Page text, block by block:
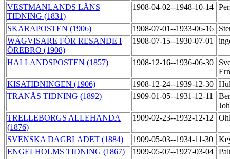
VESTMANLANDS LÄNS
TIDNING (1831)
1908-04-02--1948-10-14
SKARAPOSTEN (1906) 1908-07-01--1933-06-16
WÄGVISARE FÖR RESANDE I
ÖREBRO (1908)
1908-07-15--1930-07-01
HALLANDSPOSTEN (1857) 1908-12-16--1936-06-30
KISATIDNINGEN (1906)
1908-12-24--1939-12-30
TRANÅS TIDNING (1892)
1909-01-05--1931-12-11
TRELLEBORGS ALLEHANDA
(1876)
1909-02-23--1932-12-12
SVENSKA DAGBLADET (1884) 1909-05-03--1934-11-30
ENGELHOLMS TIDNING (1867)
1909-05-07--1927-03-04